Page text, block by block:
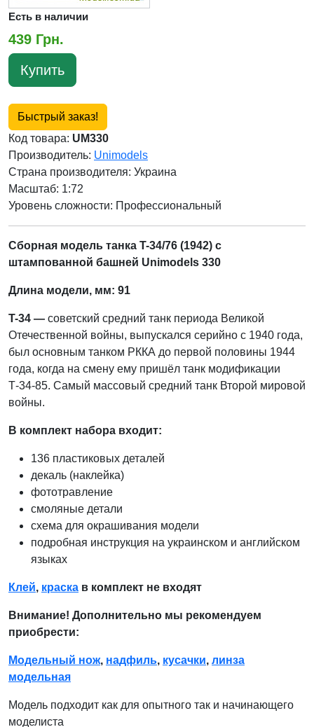
Есть в наличии
439 Грн.
Купить
Быстрый заказ!
Код товара: UM330
Производитель: Unimodels
Страна производителя: Украина
Масштаб: 1:72
Уровень сложности: Профессиональный
Сборная модель танка T-34/76 (1942) с
штампованной башней Unimodels 330
Длина модели, мм: 91
T-34 — советский средний танк периода Великой
Отечественной войны, выпускался серийно с 1940 года,
был основным танком РККА до первой половины 1944
годa, когда на смену ему пришёл танк модификации
Т-34-85. Самый массовый средний танк Второй мировой
войны.
В комплект набора входит:
136 пластиковых деталей
декаль (наклейка)
фототравление
смоляные детали
схема для окрашивания модели
подробная инструкция на украинском и английском
языках
Клей, краска в комплект не входят
Внимание! Дополнительно мы рекомендуем
приобрести:
Модельный нож, надфиль, кусачки, линза
модельная
Модель подходит как для опытного так и начинающего
моделиста